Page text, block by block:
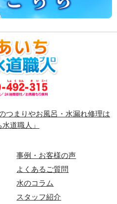
つまりやお風呂・水漏れ修理は
水道職人」
事例・お客様の声
よくあるご質問
水のコラム
スタッフ紹介